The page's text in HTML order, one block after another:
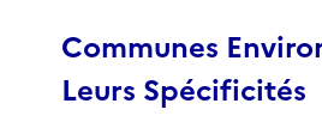
Communes
Leurs Spécificités